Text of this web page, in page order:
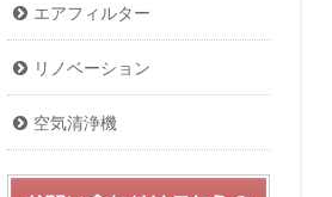
エアフィルター
リノベーション
空気清浄機